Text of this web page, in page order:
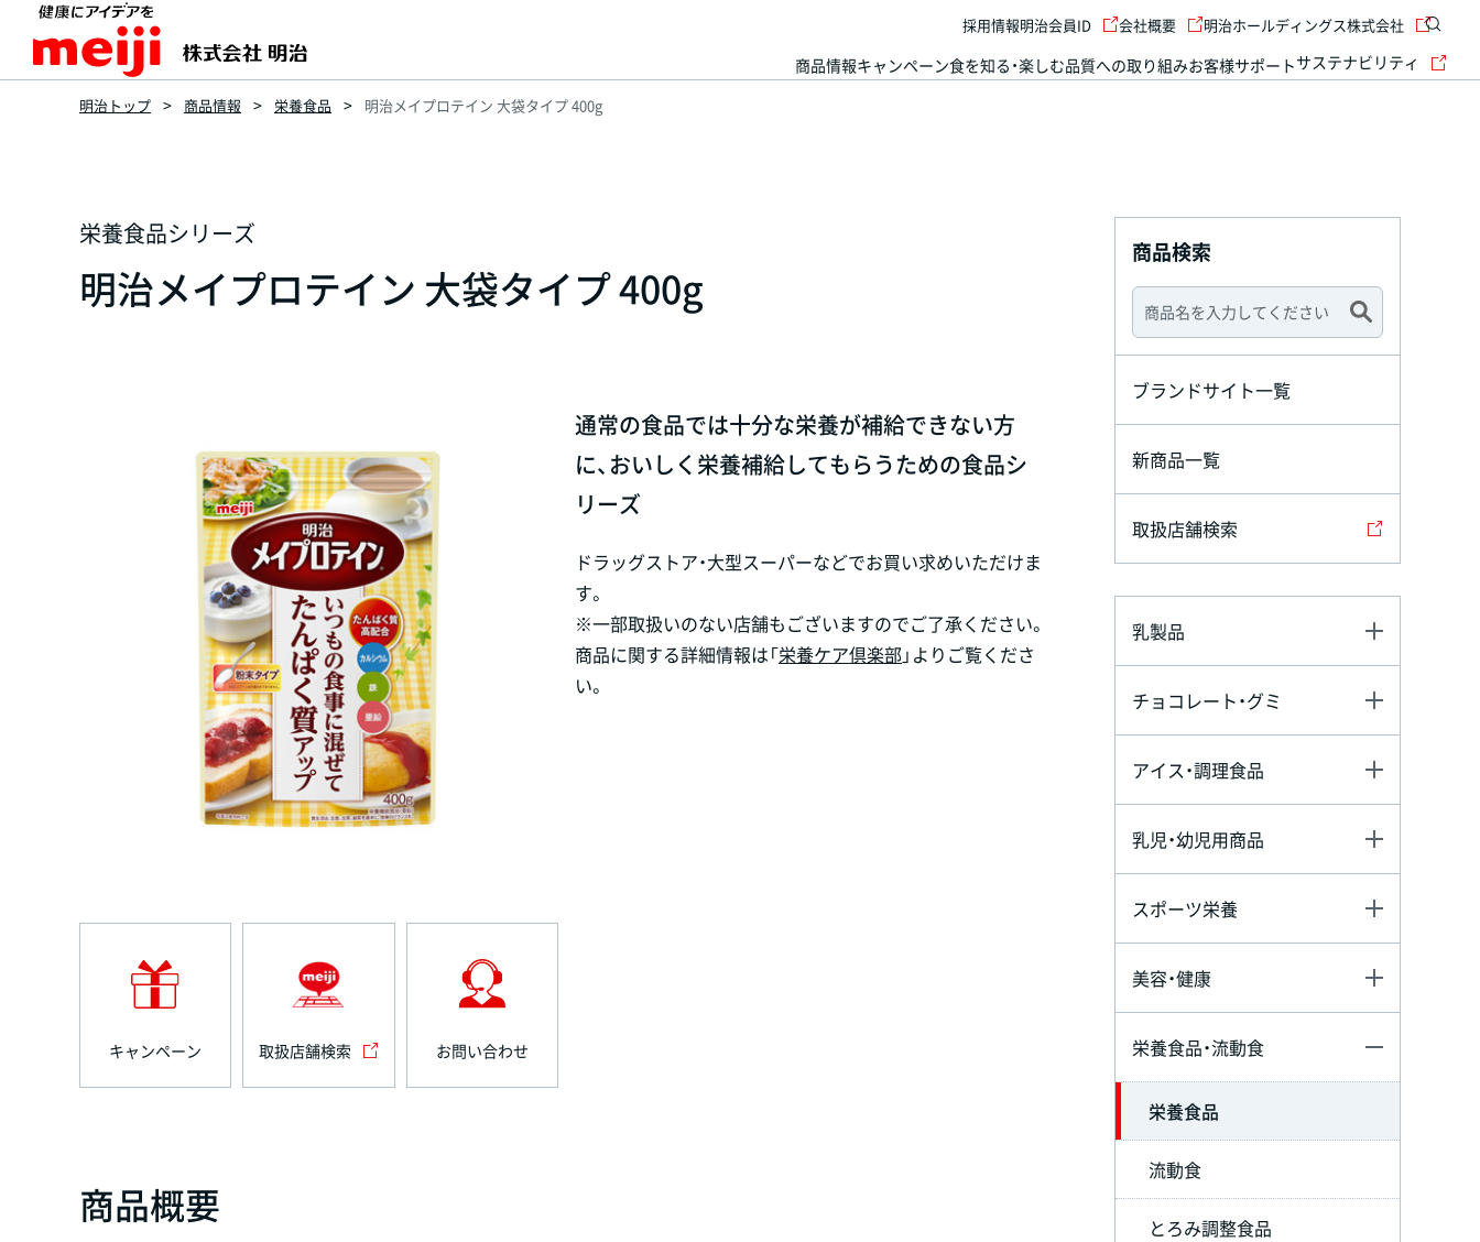
商品情報キャンペーン食を知る・楽しむ品質への取り組みお客様サポートサステナビリティ
採用情報明治会員ID 会社概要 明治ホールディングス株式会社
明治トップ 商品情報 栄養食品 明治メイプロテイン 大袋タイプ 400g
栄養食品シリーズ
明治メイプロテイン 大袋タイプ 400g
通常の食品では十分な栄養が補給できない方
に、おいしく栄養補給してもらうための食品シ
リーズ
ドラッグストア・大型スーパーなどでお買い求めいただけま
す。
※一部取扱いのない店舗もございますのでご了承ください。
商品に関する詳細情報は「栄養ケア倶楽部」よりご覧くださ
い。
キャンペーン 取扱店舗検索 お問い合わせ
商品概要
商品検索
ブランドサイト一覧
新商品一覧
取扱店舗検索
乳製品
チョコレート・グミ
アイス・調理食品
乳児・幼児用商品
スポーツ栄養
美容・健康
栄養食品・流動食
栄養食品
流動食
とろみ調整食品